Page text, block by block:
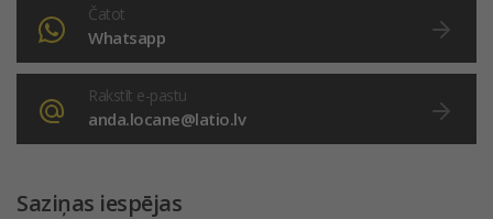
Čatot
Whatsapp
Rakstīt e-pastu
anda.locane@latio.lv
Saziņas iespējas